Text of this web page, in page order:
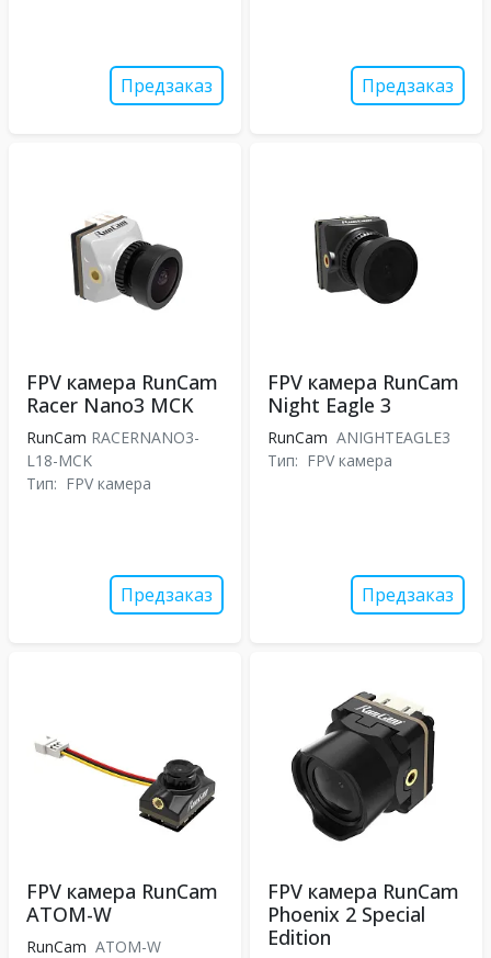
Предзаказ Предзаказ
FPV камера RunCam
Racer Nano3 MCK
RunCam RACERNANO3-
L18-MCK
Тип: FPV камера
Предзаказ
FPV камера RunCam
Night Eagle 3
RunCam ANIGHTEAGLE3
Тип: FPV камера
Предзаказ
FPV камера RunCam
ATOM-W
RunCam ATOM-W
FPV камера RunCam
Phoenix 2 Special
Edition